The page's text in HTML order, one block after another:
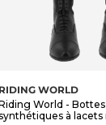
RIDING WORLD
World -
à lacets